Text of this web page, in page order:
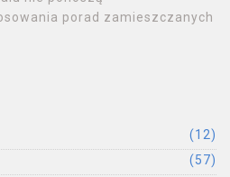
porad zamieszczanych
(12)
(57)